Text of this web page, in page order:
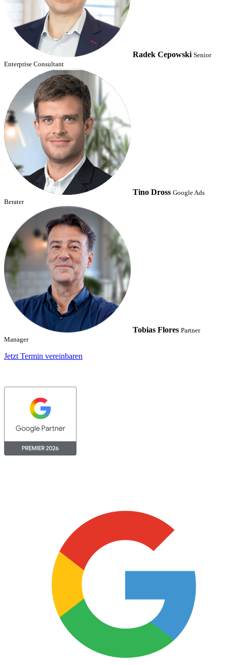
Radek Cepowski Senior
Enterprise Consultant
Tino Dross Google Ads
Berater
Tobias Flores Partner
Manager
Jetzt Termin vereinbaren